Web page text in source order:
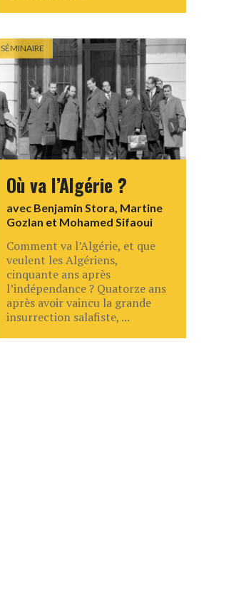
SÉMINAIRE
Où va l’Algérie ?
avec Benjamin Stora, Martine
Gozlan et Mohamed Sifaoui
Comment va l’Algérie, et que
veulent les Algériens,
cinquante ans après
l’indépendance ? Quatorze ans
après avoir vaincu la grande
insurrection salafiste, ...